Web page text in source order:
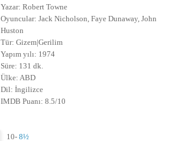
Yazar: Robert Towne
Oyuncular: Jack Nicholson, Faye Dunaway, John
Huston
Tür: Gizem|Gerilim
Yapım yılı: 1974
Süre: 131 dk.
Ülke: ABD
Dil: İngilizce
IMDB Puanı: 8.5/10
10- 8½